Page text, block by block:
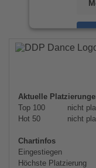
Aktuelle
Top 100
nicht
Hot 50
nicht
Chartinfos
Eingestiegen
Höchste Platzierung